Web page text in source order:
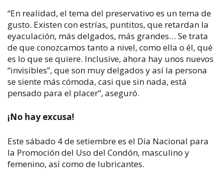
“En realidad, el tema del preservativo es un tema de
gusto. Existen con estrías, puntitos, que retardan la
eyaculación, más delgados, más grandes… Se trata
de que conozcamos tanto a nivel, como ella o él, qué
es lo que se quiere. Inclusive, ahora hay unos nuevos
“invisibles”, que son muy delgados y así la persona
se siente más cómoda, casi que sin nada, está
pensado para el placer”, aseguró.
¡No hay excusa!
Este sábado 4 de setiembre es el Día Nacional para
la Promoción del Uso del Condón, masculino y
femenino, así como de lubricantes.​